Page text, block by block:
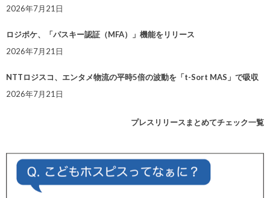
2026年7月21日
ロジポケ、「パスキー認証（MFA）」機能をリリース
2026年7月21日
NTTロジスコ、エンタメ物流の平時5倍の波動を「t-Sort MAS」で吸収
2026年7月21日
プレスリリースまとめてチェック一覧